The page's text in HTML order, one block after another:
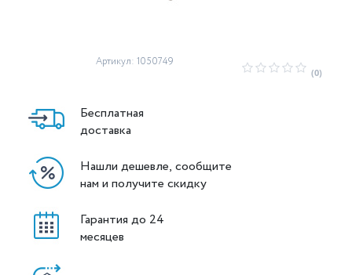
Артикул: 1050749
(0)
Бесплатная
доставка
Нашли дешевле, сообщите
нам и получите скидку
Гарантия до 24
месяцев